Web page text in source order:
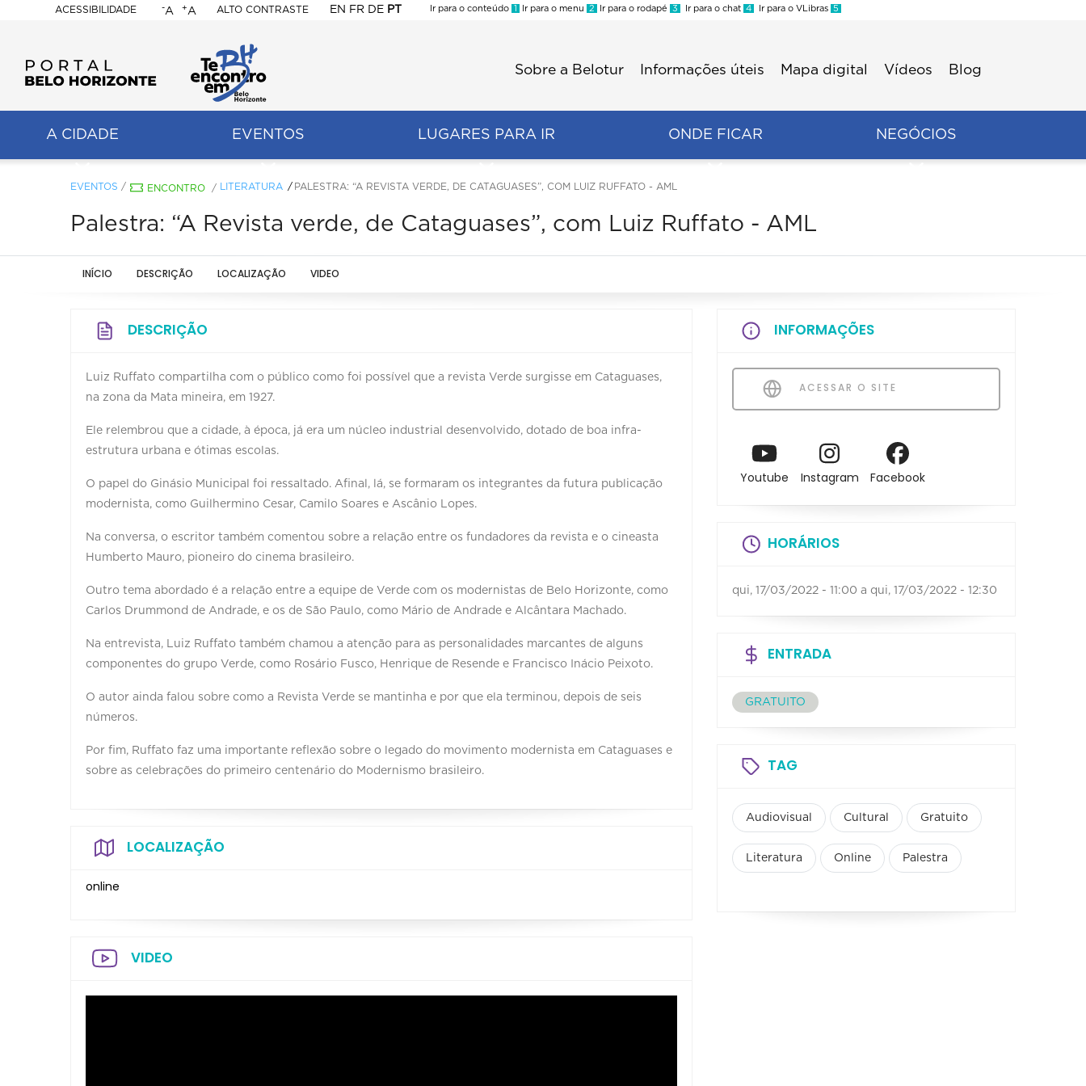
ACESSIBILIDADE
BELO
HORIZONTE
-A +A ALTO CONTRASTE EN FR DE PT
Ir para o conteúdo 1 Ir para o menu 2 Ir para o rodapé 3 Ir para o chat 4 Ir para o VLibras 5
Sobre a Belotur Informações úteis Mapa digital Vídeos Blog
A CIDADE EVENTOS LUGARES PARA IR ONDE FICAR NEGÓCIOS
EVENTOS / ENCONTRO / LITERATURA PALESTRA: “A REVISTA VERDE, DE CATAGUASES”, COM LUIZ RUFFATO - AML
Palestra: “A Revista verde, de Cataguases”, com Luiz Ruffato - AML
INÍCIO DESCRIÇÃO LOCALIZAÇÃO VIDEO
DESCRIÇÃO
Luiz Ruffato compartilha com o público como foi possível que a revista Verde surgisse em Cataguases,
na zona da Mata mineira, em 1927.
Ele relembrou que a cidade, à época, já era um núcleo industrial desenvolvido, dotado de boa infra-
estrutura urbana e ótimas escolas.
O papel do Ginásio Municipal foi ressaltado. Afinal, lá, se formaram os integrantes da futura publicação
modernista, como Guilhermino Cesar, Camilo Soares e Ascânio Lopes.
Na conversa, o escritor também comentou sobre a relação entre os fundadores da revista e o cineasta
Humberto Mauro, pioneiro do cinema brasileiro.
Outro tema abordado é a relação entre a equipe de Verde com os modernistas de Belo Horizonte, como
Carlos Drummond de Andrade, e os de São Paulo, como Mário de Andrade e Alcântara Machado.
Na entrevista, Luiz Ruffato também chamou a atenção para as personalidades marcantes de alguns
componentes do grupo Verde, como Rosário Fusco, Henrique de Resende e Francisco Inácio Peixoto.
O autor ainda falou sobre como a Revista Verde se mantinha e por que ela terminou, depois de seis
números.
Por fim, Ruffato faz uma importante reflexão sobre o legado do movimento modernista em Cataguases e
sobre as celebrações do primeiro centenário do Modernismo brasileiro.
LOCALIZAÇÃO
online
VIDEO
INFORMAÇÕES
ACESSAR O SITE
Youtube Instagram Facebook
HORÁRIOS
qui, 17/03/2022 - 11:00 a qui, 17/03/2022 - 12:30
ENTRADA
GRATUITO
TAG
Audiovisual Cultural Gratuito
Literatura Online Palestra